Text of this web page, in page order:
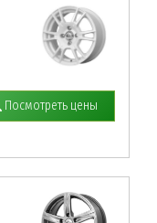
Посмотреть цены